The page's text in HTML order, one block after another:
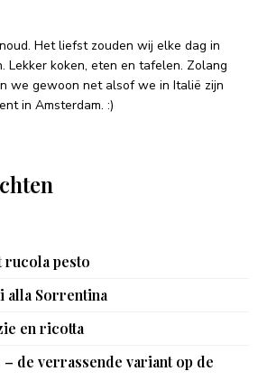
Het liefst zouden wij elke dag in
Lekker koken, eten en tafelen. Zolang
we gewoon net alsof we in Italië zijn
in Amsterdam. :)
rucola pesto
alla Sorrentina
en ricotta
de verrassende variant op de